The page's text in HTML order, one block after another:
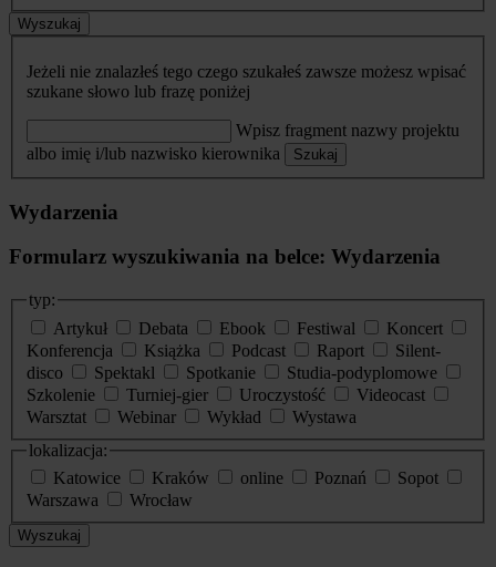
Wyszukaj
Jeżeli nie znalazłeś tego czego szukałeś zawsze możesz wpisać
szukane słowo lub frazę poniżej
Wpisz fragment nazwy projektu
albo imię i/lub nazwisko kierownika
Szukaj
Wydarzenia
Formularz wyszukiwania na belce: Wydarzenia
typ:
Artykuł
Debata Ebook Festiwal
Koncert
Konferencja
Książka Podcast Raport
Silent-
disco
Spektakl Spotkanie
Studia-podyplomowe
Szkolenie
Turniej-gier Uroczystość
Videocast
Warsztat
Webinar Wykład
Wystawa
lokalizacja:
Katowice
Kraków online Poznań
Sopot
Warszawa
Wrocław
Wyszukaj